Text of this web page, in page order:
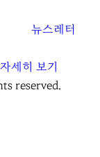
뉴스레터
자세히 보기
reserved.